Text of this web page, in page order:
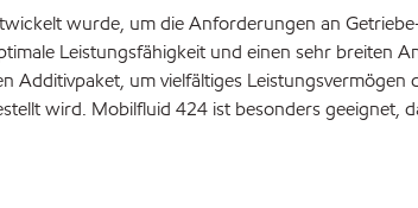
wurde, um die Anforderungen an
Leistungsfähigkeit und einen sehr breiten
um vielfältiges Leistungsvermögen
wird. Mobilfluid 424 ist besonders geeignet,